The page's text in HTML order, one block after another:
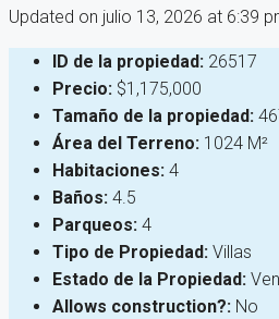
Updated on julio 13, 2026 at 6:39
ID de la propiedad: 26517
Precio: $1,175,000
Tamaño de la propiedad:
Área del Terreno: 1024 M²
Habitaciones: 4
Baños: 4.5
Parqueos: 4
Tipo de Propiedad: Villas
Estado de la Propiedad:
Allows construction?: No